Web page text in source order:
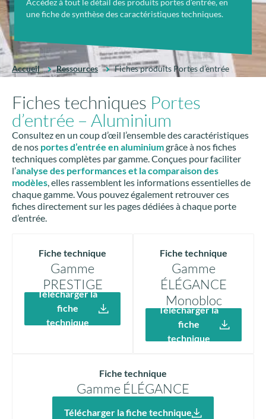
une fiche de synthèse des caractéristiques techniques.
Accueil Ressources Fiches produits Portes d’entrée
Fiches techniques Portes
d’entrée – Aluminium
Consultez en un coup d’œil l’ensemble des caractéristiques
de nos portes d’entrée en aluminiumgrâce à nos fiches
techniques complètes par gamme. Conçues pour faciliter
l’analyse des performances et la comparaison des
modèles, elles rassemblent les informations essentielles de
chaque gamme. Vous pouvez également retrouver ces
fiches directement sur les pages dédiées à chaque porte
d’entrée.
Fiche technique
Gamme
PRESTIGE
Télécharger la
fiche
technique
Fiche technique
Gamme
ÉLÉGANCE
Monobloc
Télécharger la
fiche
technique
Fiche technique
Gamme ÉLÉGANCE
Télécharger la fiche technique